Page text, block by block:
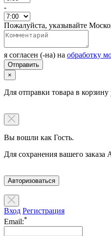
-
Пожалуйста, указывайте
я согласен (-на) на обработку
×
Для отправки товара в
Вы вошли как Гость.
Для сохранения вашего заказа
Авторизоваться
Вход Регистрация
Email:*